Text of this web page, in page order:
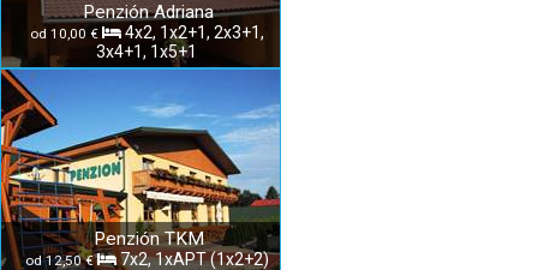
Penzión Adriana
od 10,00 €
4x2, 1x2+1, 2x3+1,
3x4+1, 1x5+1
Penzión TKM
od 12,50 € 7x2, 1xAPT (1x2+2)